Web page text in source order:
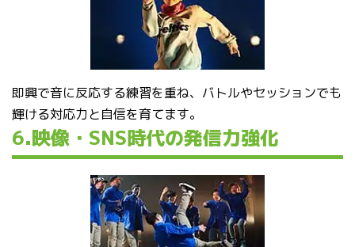
即興で音に反応する練習を重ね、バトルやセッションでも
輝ける対応力と自信を育てます。
6.映像・SNS時代の発信力強化